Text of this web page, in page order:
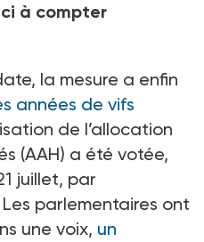
à compter
la mesure a enfin
années de vifs
de l’allocation
(AAH) a été votée,
juillet, par
Les parlementaires ont
une voix, un